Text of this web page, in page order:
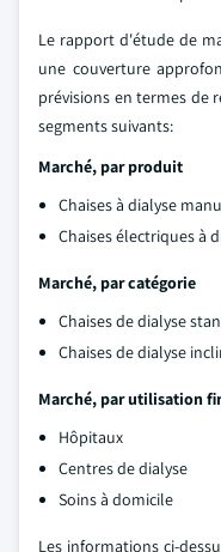
Le rapport d'étude de
une couverture
prévisions en termes de
segments suivants:
Marché, par produit
Chaises à dialyse
Chaises électriques à
Marché, par catégorie
Chaises de dialyse
Chaises de dialyse
Marché, par utilisation
Hôpitaux
Centres de dialyse
Soins à domicile
Les informations ci-